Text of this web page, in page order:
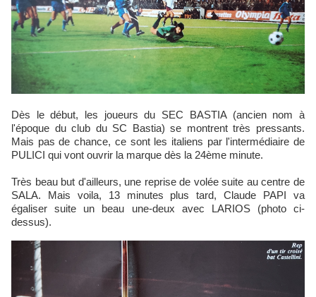
Dès le début, les joueurs du SEC BASTIA (ancien nom à
l'époque du club du SC Bastia) se montrent très pressants.
Mais pas de chance, ce sont les italiens par l'intermédiaire de
PULICI qui vont ouvrir la marque dès la 24ème minute.
Très beau but d'ailleurs, une reprise de volée suite au centre de
SALA. Mais voila, 13 minutes plus tard, Claude PAPI va
égaliser suite un beau une-deux avec LARIOS (photo ci-
dessus).